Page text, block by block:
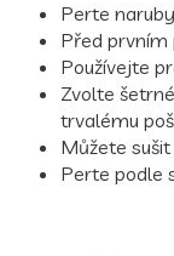
Perte
Před prvním
Používejte
Zvolte
trvalému
Můžete
Perte podle